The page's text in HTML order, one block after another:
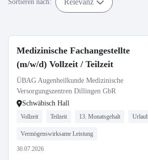
Sortieren nach:
Medizinische Fachangestellte
(m/w/d) Vollzeit / Teilzeit
ÜBAG Augenheilkunde Medizinische
Versorgungszentren Dillingen GbR
Schwäbisch Hall
Vollzeit Teilzeit 13. Monatsgehalt
Vermögenswirksame Leistung
30.07.2026